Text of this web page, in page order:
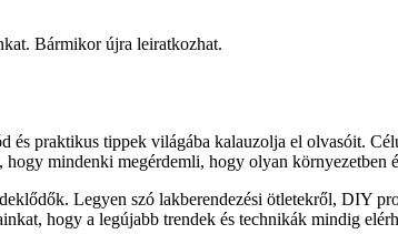
Bármikor újra leiratkozhat.
praktikus tippek világába kalauzolja el olvasóit.
mindenki megérdemli, hogy olyan környezetben
Legyen szó lakberendezési ötletekről, DIY
hogy a legújabb trendek és technikák mindig